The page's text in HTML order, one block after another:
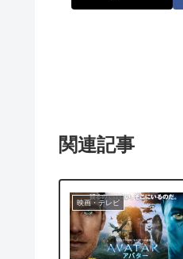
関連記事
映画・テレビ